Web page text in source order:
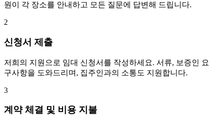
원이 각 장소를 안내하고 모든 질문에 답변해 드립니다.
2
신청서 제출
저희의 지원으로 임대 신청서를 작성하세요. 서류, 보증인 요
구사항을 도와드리며, 집주인과의 소통도 지원합니다.
3
계약 체결 및 비용 지불